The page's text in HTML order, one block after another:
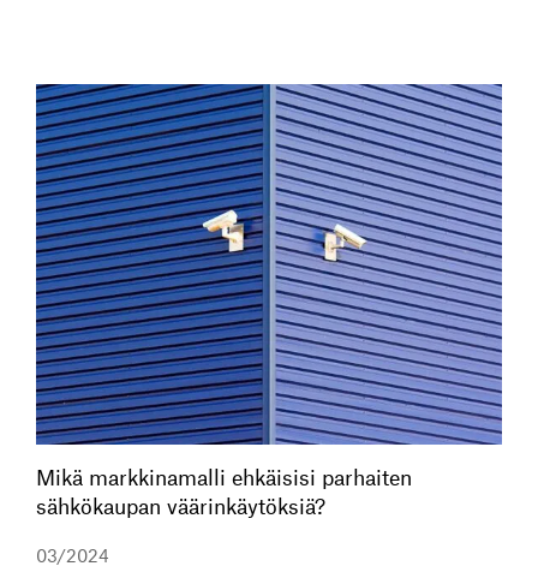
Mikä markkinamalli ehkäisisi parhaiten
sähkökaupan väärinkäytöksiä?
03/2024